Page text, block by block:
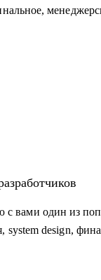
вами один из
system design,